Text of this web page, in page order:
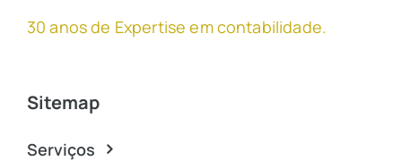
30 anos de Expertise em contabilidade.
Sitemap
Serviços